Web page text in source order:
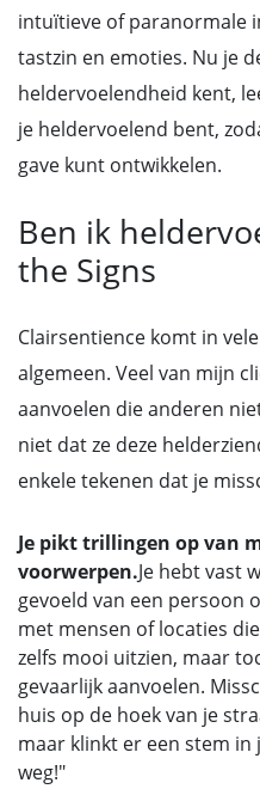
intuïtieve of paranormale
tastzin en emoties. Nu je
heldervoelendheid kent,
je heldervoelend bent,
gave kunt ontwikkelen.
Ben ik
the Signs
Clairsentience komt in
algemeen. Veel van mijn
aanvoelen die anderen
niet dat ze deze
enkele tekenen dat je
Je pikt trillingen op van
voorwerpen.Je hebt vast
gevoeld van een persoon
met mensen of locaties
zelfs mooi uitzien, maar
gevaarlijk aanvoelen.
huis op de hoek van je
maar klinkt er een stem in
weg!"